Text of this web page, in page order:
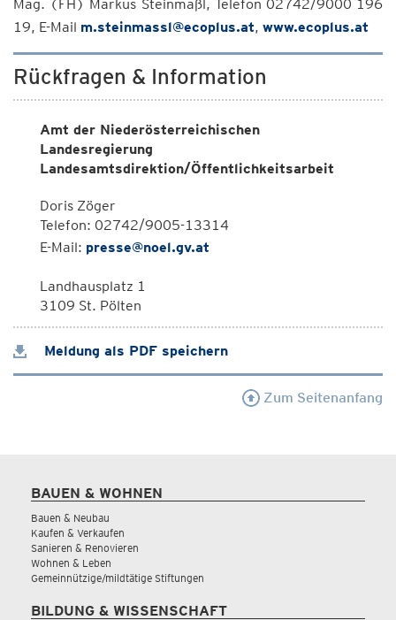
Mag. (FH) Markus Steinmaßl, Telefon 02742/9000 196
19, E-Mail m.steinmassl@ecoplus.at, www.ecoplus.at
Rückfragen & Information
Amt der Niederösterreichischen
Landesregierung
Landesamtsdirektion/Öffentlichkeitsarbeit
Doris Zöger
Telefon: 02742/9005-13314
E-Mail: presse@noel.gv.at
Landhausplatz 1
3109 St. Pölten
Meldung als PDF speichern
Zum Seitenanfang
BAUEN & WOHNEN
Bauen & Neubau
Kaufen & Verkaufen
Sanieren & Renovieren
Wohnen & Leben
Gemeinnützige/mildtätige Stiftungen
BILDUNG & WISSENSCHAFT